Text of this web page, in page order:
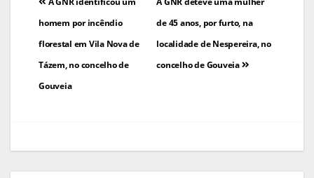
de
artigos
de 45 anos, por furto, na
localidade de Nespereira, no
concelho de Gouveia
homem por incêndio
florestal em Vila Nova de
Tázem, no concelho de
Gouveia